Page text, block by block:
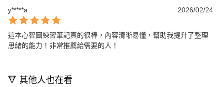
y*****a 2026/02/24
這本心智圖練習筆記真的很棒，內容清晰易懂，幫助我提升了整理
思緒的能力！非常推薦給需要的人！
🔻 其他人也在看